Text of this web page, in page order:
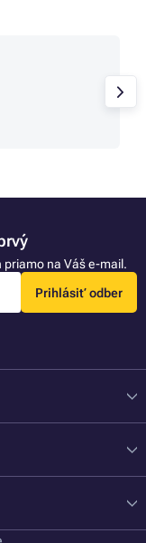
priamo na Váš e-mail.
Prihlásiť odber